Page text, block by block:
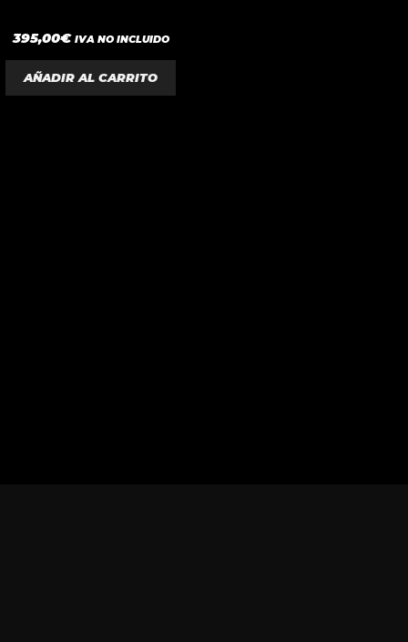
0
d
e
5
395,00€ IVA NO INCLUIDO
AÑADIR AL CARRITO